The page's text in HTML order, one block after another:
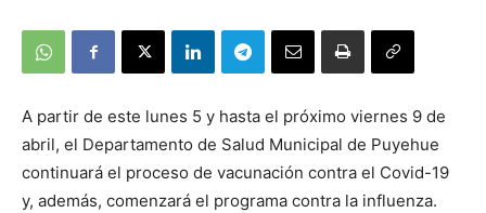
A partir de este lunes 5 y hasta el próximo viernes 9 de
abril, el Departamento de Salud Municipal de Puyehue
continuará el proceso de vacunación contra el Covid-19
y, además, comenzará el programa contra la influenza.